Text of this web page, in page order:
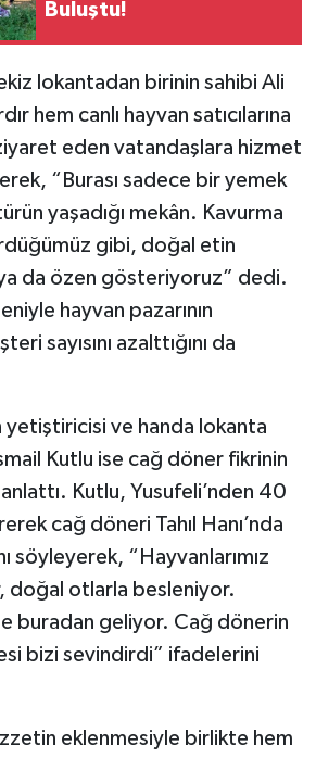
Buluştu!
lokantadan birinin sahibi Ali
hem canlı hayvan satıcılarına
eden vatandaşlara hizmet
“Burası sadece bir yemek
yaşadığı mekân. Kavurma
gibi, doğal etin
da özen gösteriyoruz” dedi.
hayvan pazarının
sayısını azalttığını da
yetiştiricisi ve handa lokanta
Kutlu ise cağ döner fikrinin
Kutlu, Yusufeli’nden 40
cağ döneri Tahıl Hanı’nda
söyleyerek, “Hayvanlarımız
doğal otlarla besleniyor.
buradan geliyor. Cağ dönerin
bizi sevindirdi” ifadelerini
eklenmesiyle birlikte hem